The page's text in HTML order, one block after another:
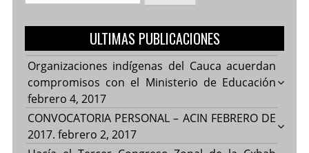
ULTIMAS PUBLICACIONES
Organizaciones indígenas del Cauca acuerdan
compromisos con el Ministerio de Educación
febrero 4, 2017
CONVOCATORIA PERSONAL – ACIN FEBRERO DE
2017. febrero 2, 2017